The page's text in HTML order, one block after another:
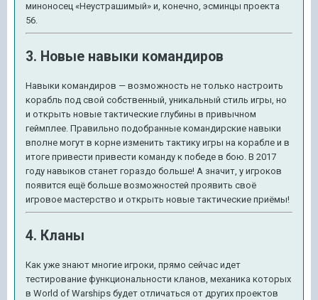
миноносец «Неустрашимый» и, конечно, эсминцы проекта
56.
3. Новые навыки командиров
Навыки командиров — возможность не только настроить
корабль под свой собственный, уникальный стиль игры, но
и открыть новые тактические глубины в привычном
геймплее. Правильно подобранные командирские навыки
вполне могут в корне изменить тактику игры на корабле и в
итоге привести привести команду к победе в бою. В 2017
году навыков станет гораздо больше! А значит, у игроков
появится ещё больше возможностей проявить своё
игровое мастерство и открыть новые тактические приёмы!
4. Кланы
Как уже знают многие игроки, прямо сейчас идет
тестирование функциональности кланов, механика которых
в World of Warships будет отличаться от других проектов